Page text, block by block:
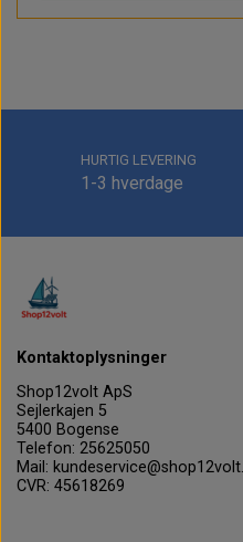
HURTIG LEVERING
1-3 hverdage
Kontaktoplysninger
Shop12volt ApS
Sejlerkajen 5
5400 Bogense
Telefon: 25625050
Mail:
CVR: 45618269